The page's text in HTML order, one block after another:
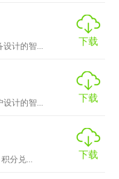
动快速文件扫描，快
类型并归类，用户
制、删除等操作，
设计的智...
下载
设计的智...
下载
分兑...
下载